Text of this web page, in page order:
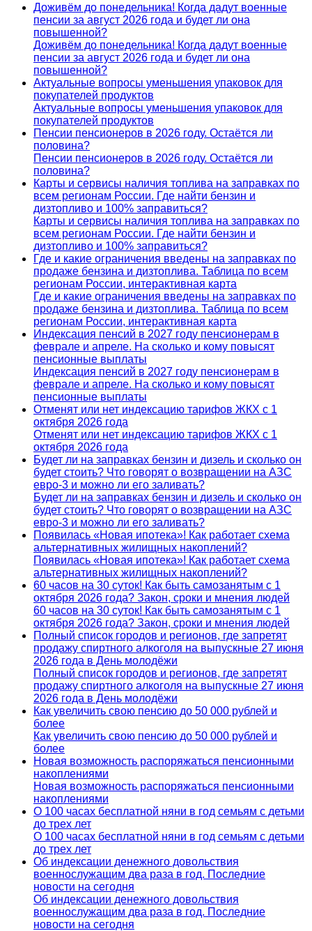
Доживём до понедельника! Когда дадут военные
пенсии за август 2026 года и будет ли она
повышенной?
Доживём до понедельника! Когда дадут военные
пенсии за август 2026 года и будет ли она
повышенной?
Актуальные вопросы уменьшения упаковок для
покупателей продуктов
Актуальные вопросы уменьшения упаковок для
покупателей продуктов
Пенсии пенсионеров в 2026 году. Остаётся ли
половина?
Пенсии пенсионеров в 2026 году. Остаётся ли
половина?
Карты и сервисы наличия топлива на заправках по
всем регионам России. Где найти бензин и
дизтопливо и 100% заправиться?
Карты и сервисы наличия топлива на заправках по
всем регионам России. Где найти бензин и
дизтопливо и 100% заправиться?
Где и какие ограничения введены на заправках по
продаже бензина и дизтоплива. Таблица по всем
регионам России, интерактивная карта
Где и какие ограничения введены на заправках по
продаже бензина и дизтоплива. Таблица по всем
регионам России, интерактивная карта
Индексация пенсий в 2027 году пенсионерам в
феврале и апреле. На сколько и кому повысят
пенсионные выплаты
Индексация пенсий в 2027 году пенсионерам в
феврале и апреле. На сколько и кому повысят
пенсионные выплаты
Отменят или нет индексацию тарифов ЖКХ с 1
октября 2026 года
Отменят или нет индексацию тарифов ЖКХ с 1
октября 2026 года
Будет ли на заправках бензин и дизель и сколько он
будет стоить? Что говорят о возвращении на АЗС
евро-3 и можно ли его заливать?
Будет ли на заправках бензин и дизель и сколько он
будет стоить? Что говорят о возвращении на АЗС
евро-3 и можно ли его заливать?
Появилась «Новая ипотека»! Как работает схема
альтернативных жилищных накоплений?
Появилась «Новая ипотека»! Как работает схема
альтернативных жилищных накоплений?
60 часов на 30 суток! Как быть самозанятым с 1
октября 2026 года? Закон, сроки и мнения людей
60 часов на 30 суток! Как быть самозанятым с 1
октября 2026 года? Закон, сроки и мнения людей
Полный список городов и регионов, где запретят
продажу спиртного алкоголя на выпускные 27 июня
2026 года в День молодёжи
Полный список городов и регионов, где запретят
продажу спиртного алкоголя на выпускные 27 июня
2026 года в День молодёжи
Как увеличить свою пенсию до 50 000 рублей и
более
Как увеличить свою пенсию до 50 000 рублей и
более
Новая возможность распоряжаться пенсионными
накоплениями
Новая возможность распоряжаться пенсионными
накоплениями
О 100 часах бесплатной няни в год семьям с детьми
до трех лет
О 100 часах бесплатной няни в год семьям с детьми
до трех лет
Об индексации денежного довольствия
военнослужащим два раза в год. Последние
новости на сегодня
Об индексации денежного довольствия
военнослужащим два раза в год. Последние
новости на сегодня